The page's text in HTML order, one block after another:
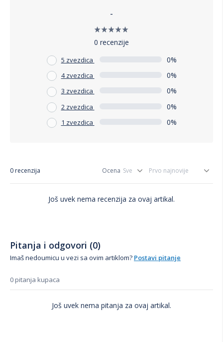
-
0 recenzije
5 zvezdica 0%
4 zvezdica 0%
3 zvezdica 0%
2 zvezdica 0%
1 zvezdica 0%
0 recenzija Ocena
Još uvek nema recenzija za ovaj artikal.
Pitanja i odgovori (0)
Imaš nedoumicu u vezi sa ovim artiklom? Postavi pitanje
0 pitanja kupaca
Još uvek nema pitanja za ovaj artikal.